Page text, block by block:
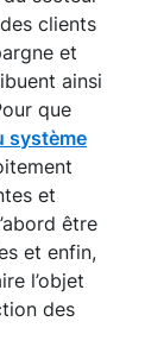
clients
et
ainsi
que
système
et
être
et enfin,
l’objet
des